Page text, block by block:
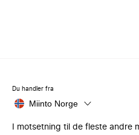
Du handler fra
Miinto Norge
I motsetning til de fleste andre